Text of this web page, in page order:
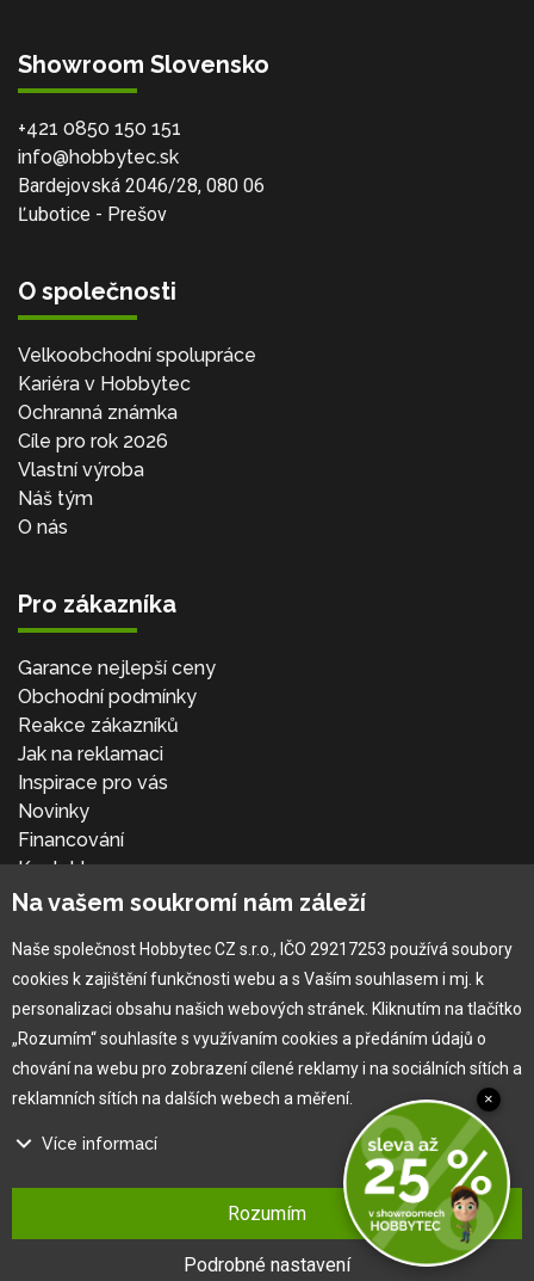
Showroom Slovensko
+421 0850 150 151
info@hobbytec.sk
Bardejovská 2046/28, 080 06
Ľubotice - Prešov
O společnosti
Velkoobchodní spolupráce
Kariéra v Hobbytec
Ochranná známka
Cíle pro rok 2026
Vlastní výroba
Náš tým
O nás
Pro zákazníka
Garance nejlepší ceny
Obchodní podmínky
Reakce zákazníků
Jak na reklamaci
Inspirace pro vás
Novinky
Financování
Kontakt
Přihlásit se
Copyright © 2010 -2026HOBBYTEC ®, info@hobbytec.cz
,
Změnit nastavení cookies
Design:GLIPS| Systém:Shean s.r.o.
Na vašem soukromí nám záleží
Naše společnost Hobbytec CZ s.r.o., IČO 29217253 používá soubory
cookies k zajištění funkčnosti webu a s Vaším souhlasem i mj. k
personalizaci obsahu našich webových stránek. Kliknutím na tlačítko
„Rozumím“ souhlasíte s využívaním cookies a předáním údajů o
chování na webu pro zobrazení cílené reklamy i na sociálních sítích a
reklamních sítích na dalších webech a měření.
Více informací
Na našem webu používáme několik druhů kategorií cookies:
Ty jsou nezbytně nutné pro fungování webu a jeho funkcí, které se
Rozumím
Podrobné nastavení
×